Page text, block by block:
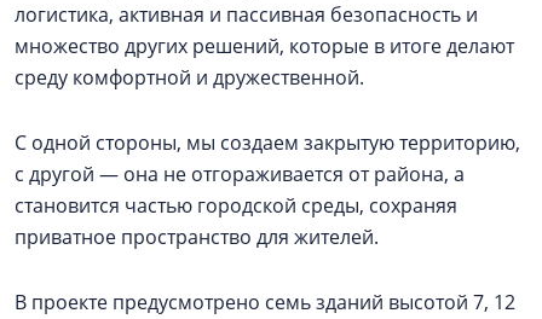
логистика, активная и пассивная безопасность и
множество других решений, которые в итоге делают
среду комфортной и дружественной.
С одной стороны, мы создаем закрытую территорию,
с другой — она не отгораживается от района, а
становится частью городской среды, сохраняя
приватное пространство для жителей.
В проекте предусмотрено семь зданий высотой 7, 12